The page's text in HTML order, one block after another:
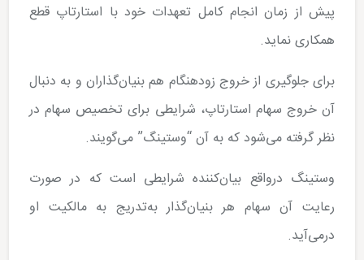
پیش از زمان انجام کامل تعهدات خود با استارتاپ قطع
همکاری نماید.
‌برای جلوگیری از خروج زودهنگام هم بنیان‌گذاران و به دنبال
آن خروج سهام استارتاپ، شرایطی برای تخصیص سهام در
نظر گرفته می‌شود که به آن “وستینگ” می‌گویند.
‌وستینگ درواقع بیان‌کننده شرایطی است که در صورت
رعایت آن سهام هر بنیان‌گذار به‌تدریج به مالکیت او
درمی‌آید.